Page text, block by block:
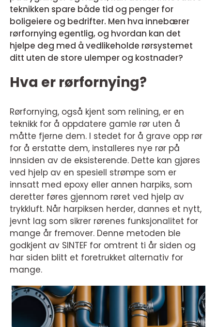
teknikken spare både tid og penger for
boligeiere og bedrifter. Men hva innebærer
rørfornying egentlig, og hvordan kan det
hjelpe deg med å vedlikeholde rørsystemet
ditt uten de store ulemper og kostnader?
Hva er rørfornying?
Rørfornying, også kjent som relining, er en
teknikk for å oppdatere gamle rør uten å
måtte fjerne dem. I stedet for å grave opp rør
for å erstatte dem, installeres nye rør på
innsiden av de eksisterende. Dette kan gjøres
ved hjelp av en spesiell strømpe som er
innsatt med epoxy eller annen harpiks, som
deretter føres gjennom røret ved hjelp av
trykkluft. Når harpiksen herder, dannes et nytt,
jevnt lag som sikrer rørenes funksjonalitet for
mange år fremover. Denne metoden ble
godkjent av SINTEF for omtrent ti år siden og
har siden blitt et foretrukket alternativ for
mange.